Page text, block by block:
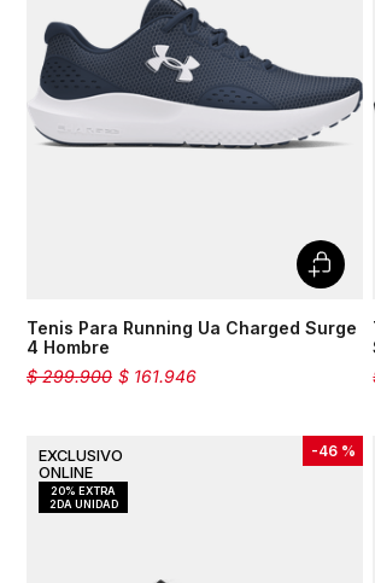
Tenis Para Running Ua Charged Surge
4 Hombre
$ 161.946
$ 299.900
-46 %